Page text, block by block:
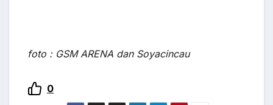
foto : GSM ARENA dan Soyacincau
0